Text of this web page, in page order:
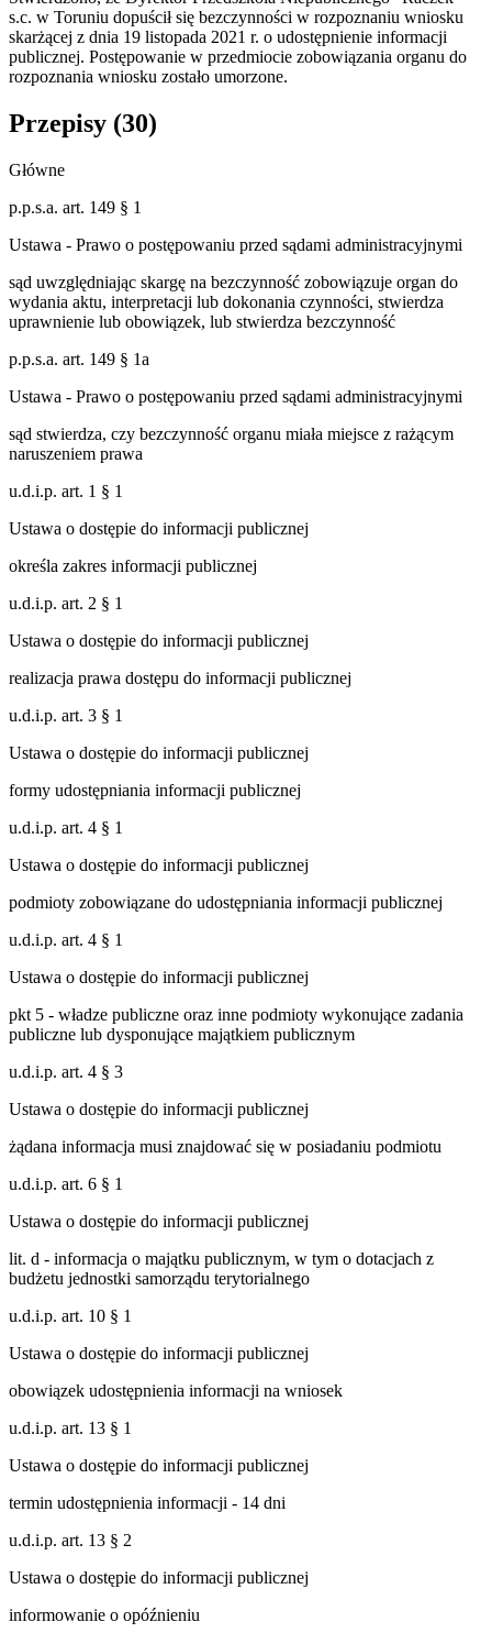
s.c. w Toruniu dopuścił się bezczynności w rozpoznaniu wniosku
skarżącej z dnia 19 listopada 2021 r. o udostępnienie informacji
publicznej. Postępowanie w przedmiocie zobowiązania organu do
rozpoznania wniosku zostało umorzone.
Przepisy (30)
Główne
p.p.s.a. art. 149 § 1
Ustawa - Prawo o postępowaniu przed sądami administracyjnymi
sąd uwzględniając skargę na bezczynność zobowiązuje organ do
wydania aktu, interpretacji lub dokonania czynności, stwierdza
uprawnienie lub obowiązek, lub stwierdza bezczynność
p.p.s.a. art. 149 § 1a
Ustawa - Prawo o postępowaniu przed sądami administracyjnymi
sąd stwierdza, czy bezczynność organu miała miejsce z rażącym
naruszeniem prawa
u.d.i.p. art. 1 § 1
Ustawa o dostępie do informacji publicznej
określa zakres informacji publicznej
u.d.i.p. art. 2 § 1
Ustawa o dostępie do informacji publicznej
realizacja prawa dostępu do informacji publicznej
u.d.i.p. art. 3 § 1
Ustawa o dostępie do informacji publicznej
formy udostępniania informacji publicznej
u.d.i.p. art. 4 § 1
Ustawa o dostępie do informacji publicznej
podmioty zobowiązane do udostępniania informacji publicznej
u.d.i.p. art. 4 § 1
Ustawa o dostępie do informacji publicznej
pkt 5 - władze publiczne oraz inne podmioty wykonujące zadania
publiczne lub dysponujące majątkiem publicznym
u.d.i.p. art. 4 § 3
Ustawa o dostępie do informacji publicznej
żądana informacja musi znajdować się w posiadaniu podmiotu
u.d.i.p. art. 6 § 1
Ustawa o dostępie do informacji publicznej
lit. d - informacja o majątku publicznym, w tym o dotacjach z
budżetu jednostki samorządu terytorialnego
u.d.i.p. art. 10 § 1
Ustawa o dostępie do informacji publicznej
obowiązek udostępnienia informacji na wniosek
u.d.i.p. art. 13 § 1
Ustawa o dostępie do informacji publicznej
termin udostępnienia informacji - 14 dni
u.d.i.p. art. 13 § 2
Ustawa o dostępie do informacji publicznej
informowanie o opóźnieniu